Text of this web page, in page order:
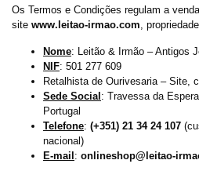
Os Termos e Condições regulam a
site www.leitao-irmao.com,
Nome: Leitão & Irmão – Antigos
NIF: 501 277 609
Retalhista de Ourivesaria – Site,
Sede Social : Travessa da
Portugal
Telefone: (+351) 21 34 24 107
nacional)
E-mail : onlineshop@leitao-